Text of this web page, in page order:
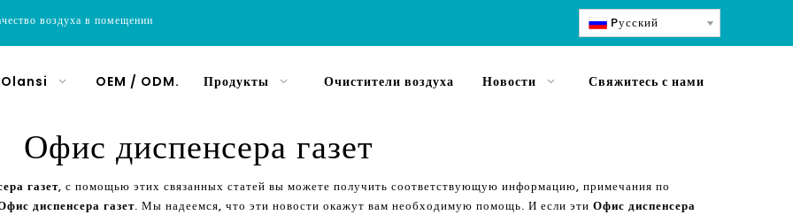
воздуха в помещении Pусский
OEM / ODM. Продукты Очистители воздуха Новости Свяжитесь с нами
Офис диспенсера газет
газет, с помощью этих связанных статей вы можете получить соответствующую информацию, примечания по
диспенсера газет. Мы надеемся, что эти новости окажут вам необходимую помощь. И если эти Офис диспенсера